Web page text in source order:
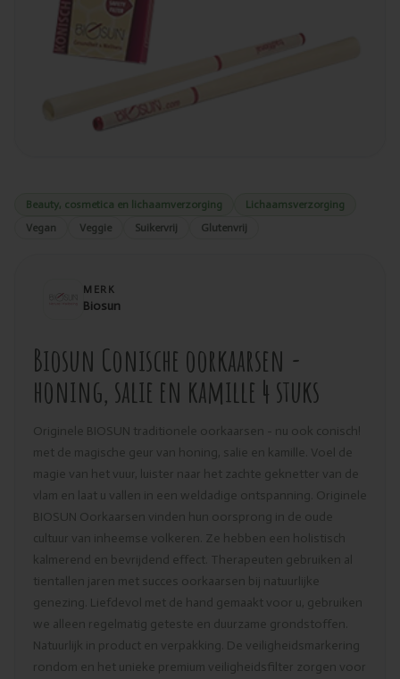
Beauty, cosmetica en lichaamverzorging
Lichaamsverzorging
Vegan
Veggie Suikervrij Glutenvrij
MERK
Biosun
Biosun Conische oorkaarsen -
honing, salie en kamille 4 stuks
Originele BIOSUN traditionele oorkaarsen - nu ook conisch!
met de magische geur van honing, salie en kamille. Voel de
magie van het vuur, luister naar het zachte geknetter van de
vlam en laat u vallen in een weldadige ontspanning. Originele
BIOSUN Oorkaarsen vinden hun oorsprong in de oude
cultuur van inheemse volkeren. Ze hebben een holistisch
kalmerend en bevrijdend effect. Therapeuten gebruiken al
tientallen jaren met succes oorkaarsen bij natuurlijke
genezing. Liefdevol met de hand gemaakt voor u, gebruiken
we alleen regelmatig geteste en duurzame grondstoffen.
Natuurlijk in product en verpakking. De veiligheidsmarkering
rondom en het unieke premium veiligheidsfilter zorgen voor